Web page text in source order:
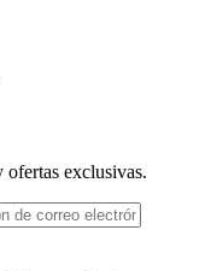
ofertas exclusivas.